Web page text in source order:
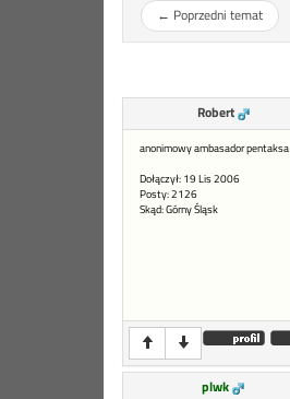
← Poprzedni temat
Robert
anonimowy ambasador pentaksa
Dołączył: 19 Lis 2006
Posty: 2126
Skąd: Górny Śląsk
plwk